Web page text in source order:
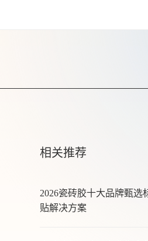
相关推荐
2026瓷砖胶十大品牌甄选
贴解决方案